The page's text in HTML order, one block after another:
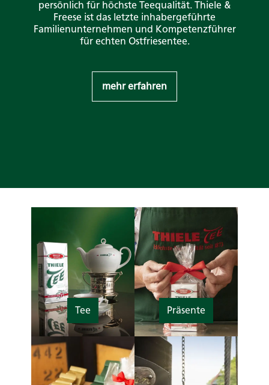
persönlich für höchste Teequalität. Thiele &
Freese ist das letzte inhabergeführte
Familienunternehmen und Kompetenzführer
für echten Ostfriesentee.
mehr erfahren
Tee Präsente